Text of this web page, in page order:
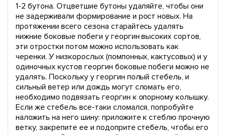
1-2 бутона. Отцветшие бутоны удаляйте, чтобы они
не задерживали формирование и рост новых. На
протяжении всего сезона старайтесь удалять
нижние боковые побеги у георгин высоких сортов,
эти отростки потом можно использовать как
черенки. У низкорослых (помпонных, кактусовых) и у
одиночных кустов георгин боковые побеги можно не
удалять. Поскольку у георгин полый стебель, и
сильный ветер или дождь могут сломать его,
необходимо подвязать георгин к опорному колышку.
Если же стебель все-таки сломался, попробуйте
наложить на него шину: приложите к стеблю прочную
ветку, закрепите ее и подоприте стебель, чтобы его